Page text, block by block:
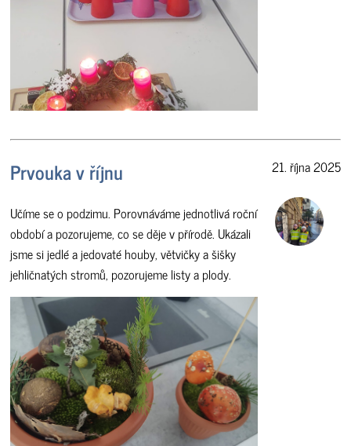
Prvouka v říjnu
Učíme se o podzimu. Porovnáváme jednotlivá roční
období a pozorujeme, co se děje v přírodě. Ukázali
jsme si jedlé a jedovaté houby, větvičky a šišky
jehličnatých stromů, pozorujeme listy a plody.
21. října 2025